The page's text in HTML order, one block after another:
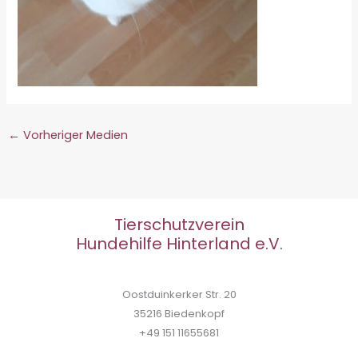
← Vorheriger Medien
Tierschutzverein
Hundehilfe Hinterland e.V.
Oostduinkerker Str. 20
35216 Biedenkopf
+49 151 11655681